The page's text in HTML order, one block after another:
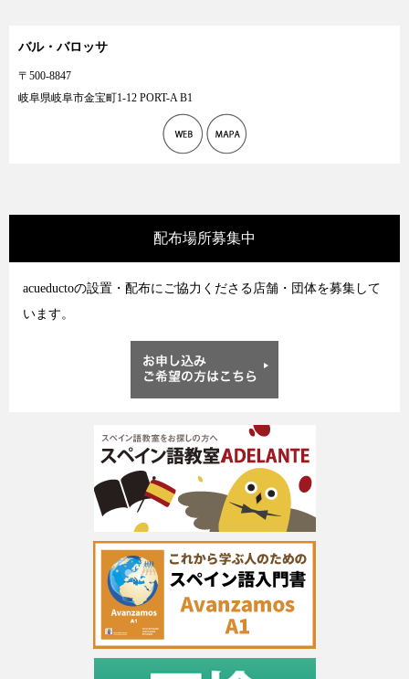
配布場所募集中
acueductoの設置・配布にご協力くださる店舗・団体を募集して
います。
バル・バロッサ
〒500-8847
岐阜県岐阜市金宝町1-12 PORT-A B1